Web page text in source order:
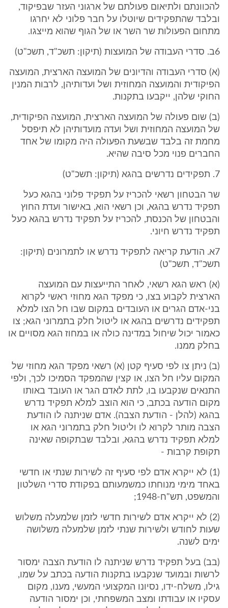
להכוונתם ולתיאום פעולתם של ארגוני העזר שבפיקוד,
ובלבד שהתפקידים שיוטלו על חבר פלוני לא יחרגו
מתחום הפעולות שר השר או של הגוף שהוא מייצגו.
6ב. סדרי העבודה של המועצות (תיקון: תשכ"ד, תשכ"ט)
(א) סדרי העבודה והדיונים של המועצה הארצית, המועצה
הפיקודית והמועצה המחוזית ושל ועדותיהן, לרבות המנין
החוקי שלהן, ייקבעו בתקנות.
(ב) שום פעולה של המועצה הארצית, המועצה הפיקודית,
של המועצה המחוזית ושל ועדה מועדותיהן לא תיפסל
מחמת זה בלבד שבשעת הפעולה היה מקומו של אחד
החברים פנוי מכל סיבה שהיא.
7. תפקידים נדרשים בהגא (תיקון: תשכ"ט)
שר הבטחון רשאי להכריז על תפקיד פלוני בהגא כעל
תפקיד נדרש בהגא, וכן רשאי הוא, באישור ועדת החוץ
והבטחון של הכנסת, להכריז על תפקיד נדרש בהגא כעל
תפקיד נדרש חיוני.
7א. הודעת קריאה לתפקיד נדרש או לתמרונים (תיקון:
תשכ"ד, תשכ"ט)
(א) ראש הגא רשאי, לאחר התייעצות עם המועצה
הארצית לקבוע בצו, כי מפקד הגא מחוזי ראשי לקרוא
בני-אדם הגרים או העובדים במקום שבו חל הצו למלא
תפקידים נדרשים בהגא או ליטול חלק בתמרוני הגא; צו
כאמור יכול שיחול במדינה כולה או במחוז הגא מסויים או
בחלק ממנו.
(ב) ניתן צו לפי סעיף קטן (א) רשאי מפקד הגא מחוזי של
המקום עליו חל הצו, או קצין שהמפקד הסמיכו לכך, ולפי
התנאים שנקבעו בו, לתת לאדם הגר או העובד באותו
מקום הודעה בכתב, כי הוא הוצב למלא תפקיד נדרש
בהגא (להלן - הודעת הצבה). אדם שניתנה לו הודעת
הצבה מותר לקרוא לו וליטול חלק בתמרוני הגא או
למלא תפקיד נדרש בהגא, ובלבד שבתקופה שאינה
תקופת קרבות -
(1) לא ייקרא אדם לפי סעיף זה לשירות שנתי או חדשי
באחד מימי מנוחתו כמשמעותם בפקודת סדרי השלטון
והמשפט, תש"ח-1948;
(2) לא ייקרא אדם לשירות חדשי לזמן שלמעלה משלוש
שעות לחודש ולשירות שנתי לזמן שלמעלה משלושה
ימים לשנה.
(בב) בעל תפקיד נדרש שניתנה לו הודעת הצבה ימסור
לרשות ובמועד שנקבעו בתקנות הודעה בכתב על שמו,
גילו, משלח-ידו, נסיונו המקצועי המעשי, מענו, מקום
עסקיו או עבודתו ומצב המשפחתי, וכן ימסור הודעה